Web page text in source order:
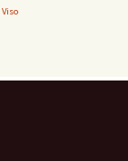
Viso